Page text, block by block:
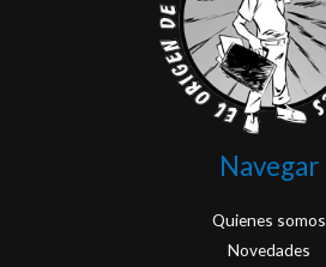
Navegar
Quienes somos
Novedades